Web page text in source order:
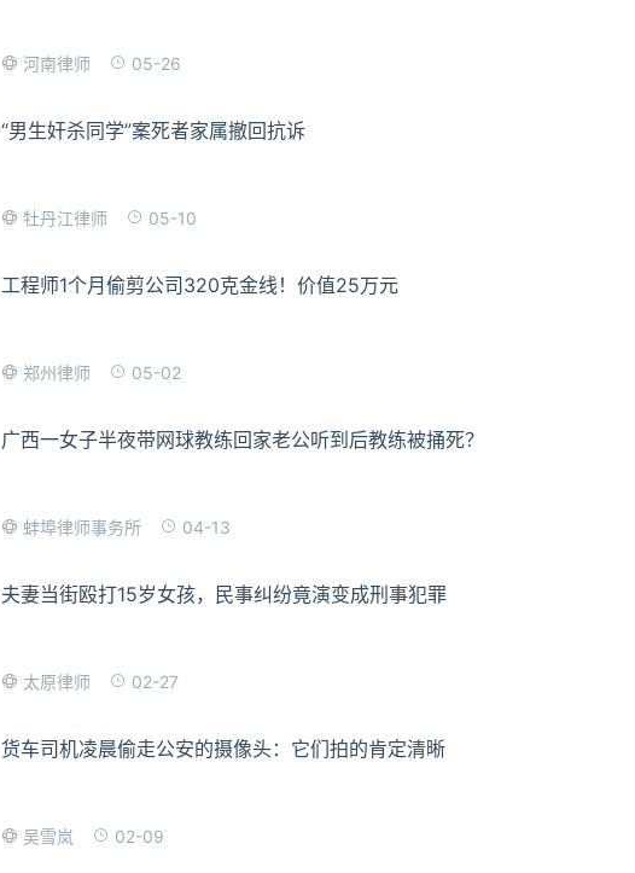
河南律师 05-26
“男生奸杀同学”案死者家属撤回抗诉
牡丹江律师 05-10
工程师1个月偷剪公司320克金线！价值25万元
郑州律师 05-02
广西一女子半夜带网球教练回家老公听到后教练被捅死？
蚌埠律师事务所 04-13
夫妻当街殴打15岁女孩，民事纠纷竟演变成刑事犯罪
太原律师 02-27
货车司机凌晨偷走公安的摄像头：它们拍的肯定清晰
吴雪岚 02-09